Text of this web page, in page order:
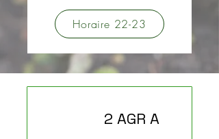
Horaire 22-23
2 AGR A